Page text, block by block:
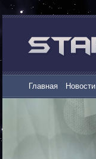
Главная Новости